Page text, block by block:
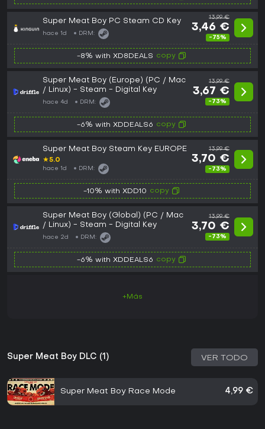
Super Meat Boy PC Steam CD Key
hace 1d DRM:
13,99 €
3,46 €
-75%
-8% with XD8DEALS copy
Super Meat Boy (Europe) (PC / Mac
/ Linux) - Steam - Digital Key
hace 4d DRM:
13,99 €
3,67 €
-73%
-6% with XDDEALS6 copy
Super Meat Boy Steam Key EUROPE
★5.0
hace 1d DRM:
13,99 €
3,70 €
-73%
-10% with XDD10 copy
Super Meat Boy (Global) (PC / Mac
/ Linux) - Steam - Digital Key
hace 2d DRM:
13,99 €
3,70 €
-73%
-6% with XDDEALS6 copy
+Más
Super Meat Boy DLC (1) VER TODO
Super Meat Boy Race Mode 4,99 €